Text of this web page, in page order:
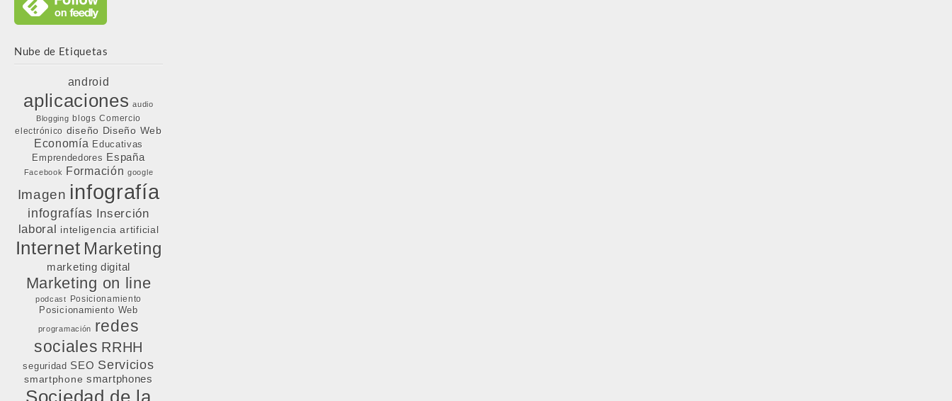
Nube de Etiquetas
android
aplicaciones audio
Blogging blogs Comercio
electrónico diseño Diseño Web
Economía Educativas
Emprendedores España
Facebook Formación google
Imagen infografía
infografías Inserción
laboral inteligencia artificial
Internet Marketing
marketing digital
Marketing on line
podcast
Posicionamiento
Posicionamiento Web
programación redes
sociales RRHH
seguridad SEO Servicios
smartphone smartphones
Sociedad de la